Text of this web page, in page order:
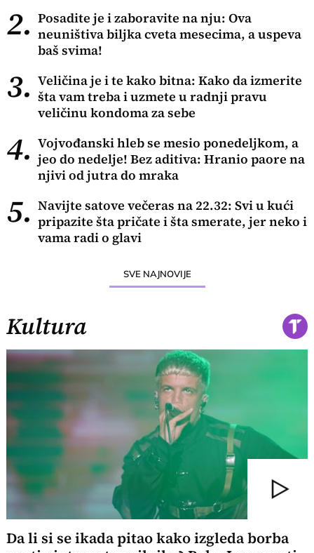
2. Posadite je i zaboravite na nju: Ova
neuništiva biljka cveta mesecima, a uspeva
baš svima!
3. Veličina je i te kako bitna: Kako da izmerite
šta vam treba i uzmete u radnji pravu
veličinu kondoma za sebe
4. Vojvođanski hleb se mesio ponedeljkom, a
jeo do nedelje! Bez aditiva: Hranio paore na
njivi od jutra do mraka
5. Navijte satove večeras na 22.32: Svi u kući
pripazite šta pričate i šta smerate, jer neko i
vama radi o glavi
SVE NAJNOVIJE
Kultura
Da li si se ikada pitao kako izgleda borba